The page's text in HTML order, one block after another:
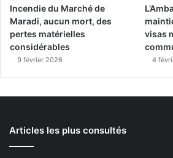
Incendie du Marché de
Maradi, aucun mort, des
pertes matérielles
considérables
9 février 2026
visas
4
Articles les plus consultés